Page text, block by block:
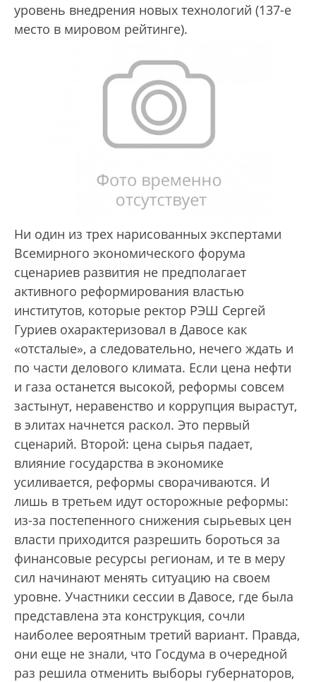
уровень внедрения новых технологий (137-е
место в мировом рейтинге).
Ни один из трех нарисованных экспертами
Всемирного экономического форума
сценариев развития не предполагает
активного реформирования властью
институтов, которые ректор РЭШ Сергей
Гуриев охарактеризовал в Давосе как
«отсталые», а следовательно, нечего ждать и
по части делового климата. Если цена нефти
и газа останется высокой, реформы совсем
застынут, неравенство и коррупция вырастут,
в элитах начнется раскол. Это первый
сценарий. Второй: цена сырья падает,
влияние государства в экономике
усиливается, реформы сворачиваются. И
лишь в третьем идут осторожные реформы:
из-за постепенного снижения сырьевых цен
власти приходится разрешить бороться за
финансовые ресурсы регионам, и те в меру
сил начинают менять ситуацию на своем
уровне. Участники сессии в Давосе, где была
представлена эта конструкция, сочли
наиболее вероятным третий вариант. Правда,
они еще не знали, что Госдума в очередной
раз решила отменить выборы губернаторов,